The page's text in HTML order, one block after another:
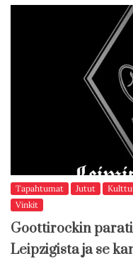
Tapahtumat Jutut
Vinkit
Goottirockin
Leipzigista ja se